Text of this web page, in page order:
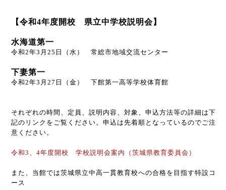
【令和4年度開校 県立中学校説明会】
水海道第一
令和2年3月25日（水） 常総市地域交流センター
下妻第一
令和2年3月27日（金） 下館第一高等学校体育館
それぞれの時間、定員、説明内容、対象、申込方法等の詳細は下
記のリンクをご覧ください。申込は先着順となっているのでご注
意ください。
令和3、4年度開校 学校説明会案内（茨城県教育委員会）
また、当館では茨城県立中高一貫教育校への合格を目指す特設コ
ース